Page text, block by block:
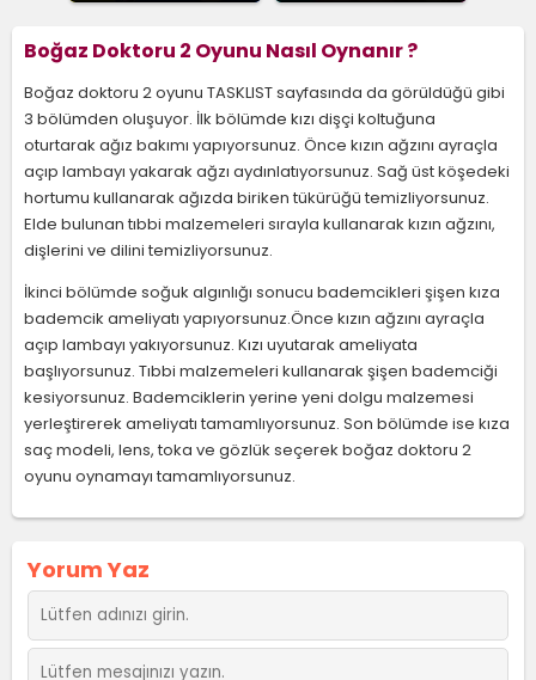
Boğaz Doktoru 2 Oyunu Nasıl Oynanır ?
Boğaz doktoru 2 oyunu TASKLIST sayfasında da görüldüğü gibi
3 bölümden oluşuyor. İlk bölümde kızı dişçi koltuğuna
oturtarak ağız bakımı yapıyorsunuz. Önce kızın ağzını ayraçla
açıp lambayı yakarak ağzı aydınlatıyorsunuz. Sağ üst köşedeki
hortumu kullanarak ağızda biriken tükürüğü temizliyorsunuz.
Elde bulunan tıbbi malzemeleri sırayla kullanarak kızın ağzını,
dişlerini ve dilini temizliyorsunuz.
İkinci bölümde soğuk algınlığı sonucu bademcikleri şişen kıza
bademcik ameliyatı yapıyorsunuz.Önce kızın ağzını ayraçla
açıp lambayı yakıyorsunuz. Kızı uyutarak ameliyata
başlıyorsunuz. Tıbbi malzemeleri kullanarak şişen bademciği
kesiyorsunuz. Bademciklerin yerine yeni dolgu malzemesi
yerleştirerek ameliyatı tamamlıyorsunuz. Son bölümde ise kıza
saç modeli, lens, toka ve gözlük seçerek boğaz doktoru 2
oyunu oynamayı tamamlıyorsunuz.
Yorum Yaz